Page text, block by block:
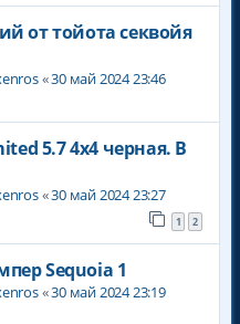
от тойота секвойя
«30 май 2024 23:46
5.7 4x4 черная. В
«30 май 2024 23:27
1 2
Sequoia 1
«30 май 2024 23:19